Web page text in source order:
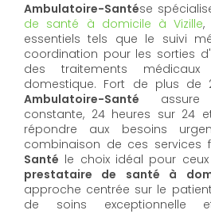
Ambulatoire-Santése
de santé à domicile à Vizille,
essentiels tels que le suivi
coordination pour les sorties
des traitements médicaux
domestique. Fort de plus de
Ambulatoire-Santé assure
constante, 24 heures sur 24
répondre aux besoins
combinaison de ces services
Santé le choix idéal pour
prestataire de santé à
approche centrée sur le
de soins exceptionnelle